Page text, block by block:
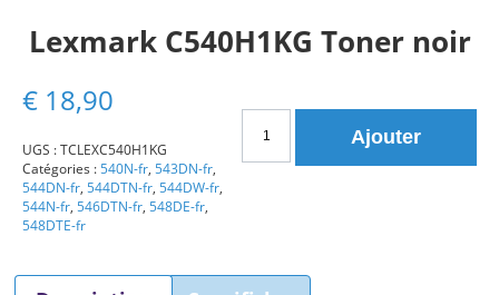
Lexmark C540H1KG Toner noir
€ 18,90
de
Lexmark
Ajouter
UGS :TCLEXC540H1KG
Catégories :540N-fr, 543DN-fr,
544DN-fr, 544DTN-fr, 544DW-fr,
544N-fr, 546DTN-fr, 548DE-fr,
548DTE-fr